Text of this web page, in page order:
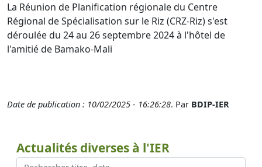
La Réunion de Planification régionale du Centre
Régional de Spécialisation sur le Riz (CRZ-Riz) s'est
déroulée du 24 au 26 septembre 2024 à l'hôtel de
l'amitié de Bamako-Mali
Date de publication : 10/02/2025 - 16:26:28. Par BDIP-IER
Actualités diverses à l'IER